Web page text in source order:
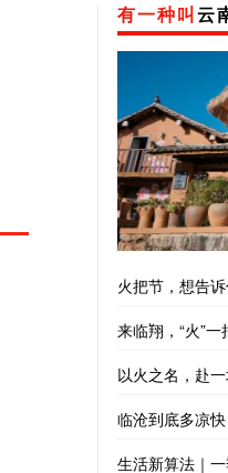
有一种叫云
来临翔，“火”一
以火之名，赴